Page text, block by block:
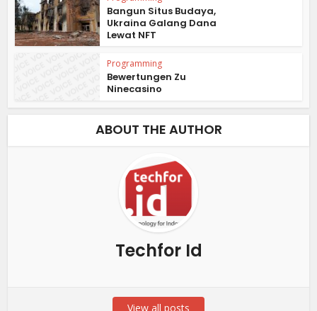
Bangun Situs Budaya,
Ukraina Galang Dana
Lewat NFT
Programming
Bewertungen Zu
Ninecasino
ABOUT THE AUTHOR
Techfor Id
View all posts